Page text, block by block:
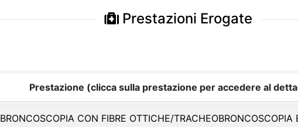
Prestazioni Erogate
Prestazione (clicca sulla prestazione per accedere al
BRONCOSCOPIA CON FIBRE OTTICHE/TRACHEOBRONCOSCOPIA